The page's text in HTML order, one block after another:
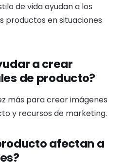
de vida ayudan a los
productos en situaciones
a crear
de producto?
más para crear imágenes
y recursos de marketing.
afectan a